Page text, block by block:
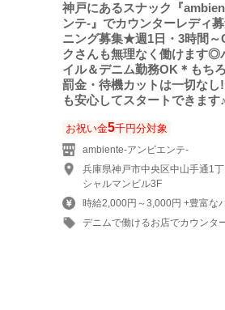
神戸にあるスナック『
ンテ-』でカウンターレディ
ニング募集★週1日・3時間～
クさんも無理なく働けます◎
イル＆デニム勤務OK＊もち
罰金・待機カットは一切なし
も安心してスタートできます♪
お祝い金5千円分対象
ambiente-アンビエンテ-
兵庫県神戸市中央区中山手通1
シャルマンビル3F
時給2,000円～3,000円 +豊富な
デニムで働けるお店でカウンタ